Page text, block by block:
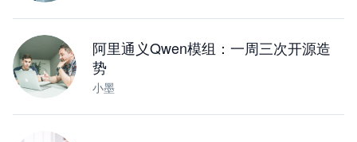
阿里通义Qwen模组：一周三次开源造
势
小墨